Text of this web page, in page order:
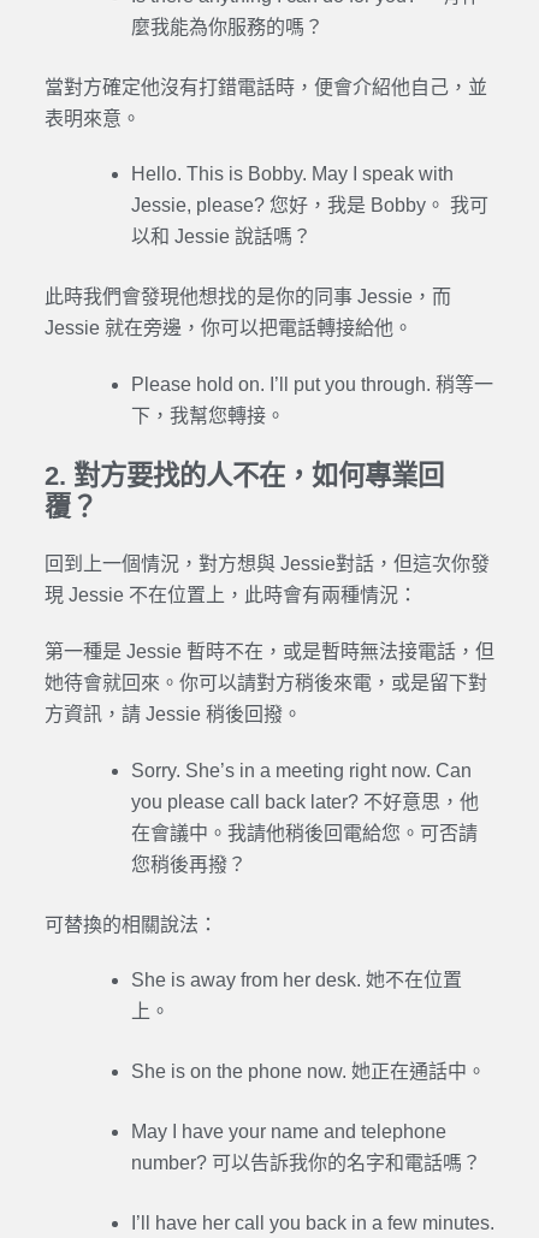
麼我能為你服務的嗎？
當對方確定他沒有打錯電話時，便會介紹他自己，並
表明來意。
Hello. This is Bobby. May I speak with
Jessie, please? 您好，我是 Bobby。 我可
以和 Jessie 說話嗎？
此時我們會發現他想找的是你的同事 Jessie，而
Jessie 就在旁邊，你可以把電話轉接給他。
Please hold on. I’ll put you through. 稍等一
下，我幫您轉接。
2. 對方要找的人不在，如何專業回
覆？
回到上一個情況，對方想與 Jessie對話，但這次你發
現 Jessie 不在位置上，此時會有兩種情況：
第一種是 Jessie 暫時不在，或是暫時無法接電話，但
她待會就回來。你可以請對方稍後來電，或是留下對
方資訊，請 Jessie 稍後回撥。
Sorry. She’s in a meeting right now. Can
you please call back later? 不好意思，他
在會議中。我請他稍後回電給您。可否請
您稍後再撥？
可替換的相關說法：
She is away from her desk. 她不在位置
上。
She is on the phone now. 她正在通話中。
May I have your name and telephone
number? 可以告訴我你的名字和電話嗎？
I’ll have her call you back in a few minutes.